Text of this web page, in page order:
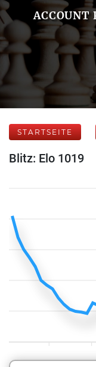
ACCOUNT
STARTSEITE
Blitz: Elo 1019